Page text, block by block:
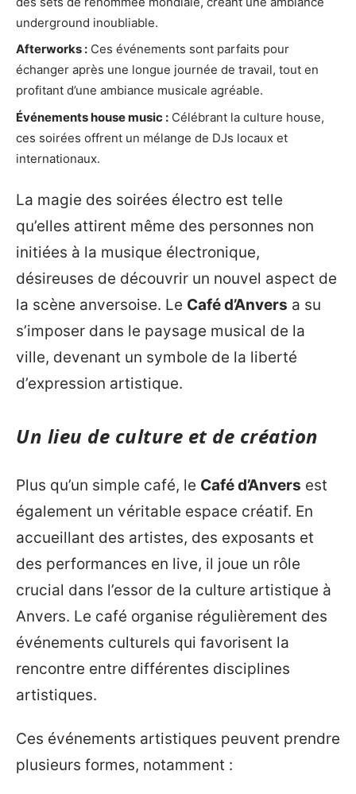
underground inoubliable.
Afterworks : Ces événements sont parfaits pour
échanger après une longue journée de travail, tout en
profitant d’une ambiance musicale agréable.
Événements house music : Célébrant la culture house,
ces soirées offrent un mélange de DJs locaux et
internationaux.
La magie des soirées électro est telle
qu’elles attirent même des personnes non
initiées à la musique électronique,
désireuses de découvrir un nouvel aspect de
la scène anversoise. Le Café d’Anvers a su
s’imposer dans le paysage musical de la
ville, devenant un symbole de la liberté
d’expression artistique.
Un lieu de culture et de création
Plus qu’un simple café, le Café d’Anvers est
également un véritable espace créatif. En
accueillant des artistes, des exposants et
des performances en live, il joue un rôle
crucial dans l’essor de la culture artistique à
Anvers. Le café organise régulièrement des
événements culturels qui favorisent la
rencontre entre différentes disciplines
artistiques.
Ces événements artistiques peuvent prendre
plusieurs formes, notamment :